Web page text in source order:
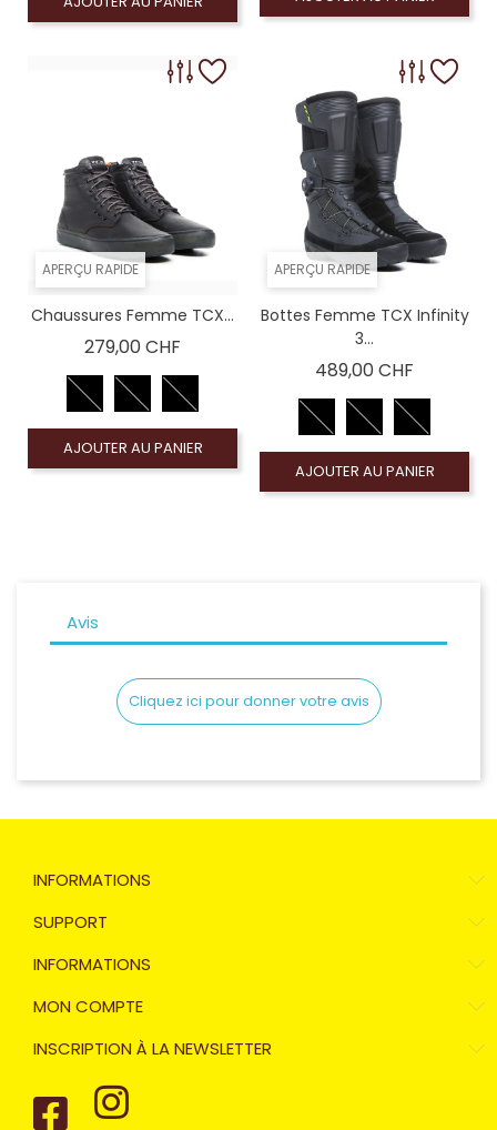
APERÇU RAPIDE
Chaussures Femme TCX...
279,00 CHF
AJOUTER AU PANIER
APERÇU RAPIDE
Bottes Femme TCX Infinity
3...
489,00 CHF
AJOUTER AU PANIER
Avis
Cliquez ici pour donner votre avis
INFORMATIONS
SUPPORT
INFORMATIONS
MON COMPTE
INSCRIPTION À LA NEWSLETTER